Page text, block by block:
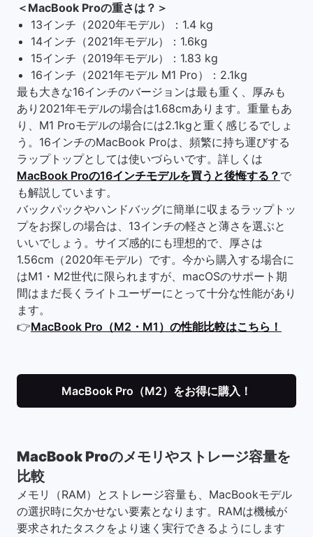
＜MacBook Proの重さは？＞
13インチ（2020年モデル）：1.4 kg
14インチ（2021年モデル）：1.6kg
15インチ（2019年モデル）：1.83 kg
16インチ（2021年モデル M1 Pro）：2.1kg
最も大きな16インチのバージョンは最も重く、厚みも
あり2021年モデルの場合は1.68cmあります。重量もあ
り、M1 Proモデルの場合には2.1kgと重く感じるでしょ
う。16インチのMacBook Proは、頻繁に持ち運びする
ラップトップとしては使いづらいです。詳しくは
MacBook Proの16インチモデルを買うと後悔する？ で
も解説しています。
バックパックやハンドバッグに簡単に収まるラップトッ
プをお探しの場合は、13インチの軽さと薄さを選ぶと
いいでしょう。サイズ感的にも理想的で、厚さは
1.56cm（2020年モデル）です。今から購入する場合に
はM1・M2世代に限られますが、macOSのサポート期
間はまだ長くライトユーザーにとって十分な性能があり
ます。
👉MacBook Pro（M2・M1）の性能比較はこちら！
MacBook Pro（M2）をお得に購入！
MacBook Proのメモリやストレージ容量を
比較
メモリ（RAM）とストレージ容量も、MacBookモデル
の選択時に欠かせない要素となります。RAMは機械が
要求されたタスクをより速く実行できるようにします